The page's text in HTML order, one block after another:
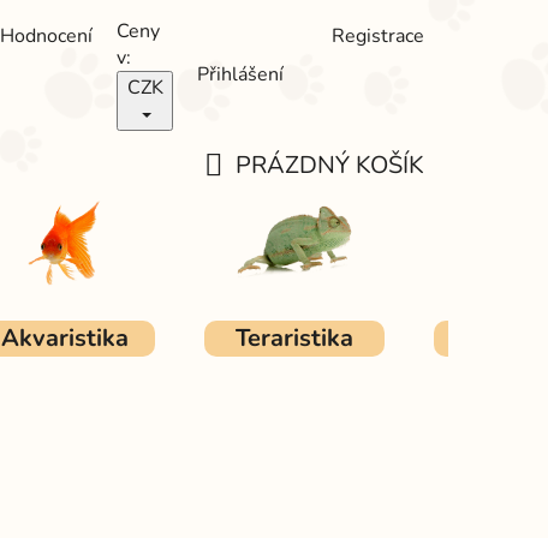
Hodnocení
Ceny
v:
CZK
Přihlášení
Registrace
KOŠÍK
PRÁZDNÝ KOŠÍK
Akvaristika Teraristika